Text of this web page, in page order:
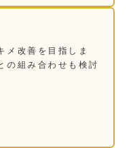
メ改善を目指しま
の組み合わせも検討